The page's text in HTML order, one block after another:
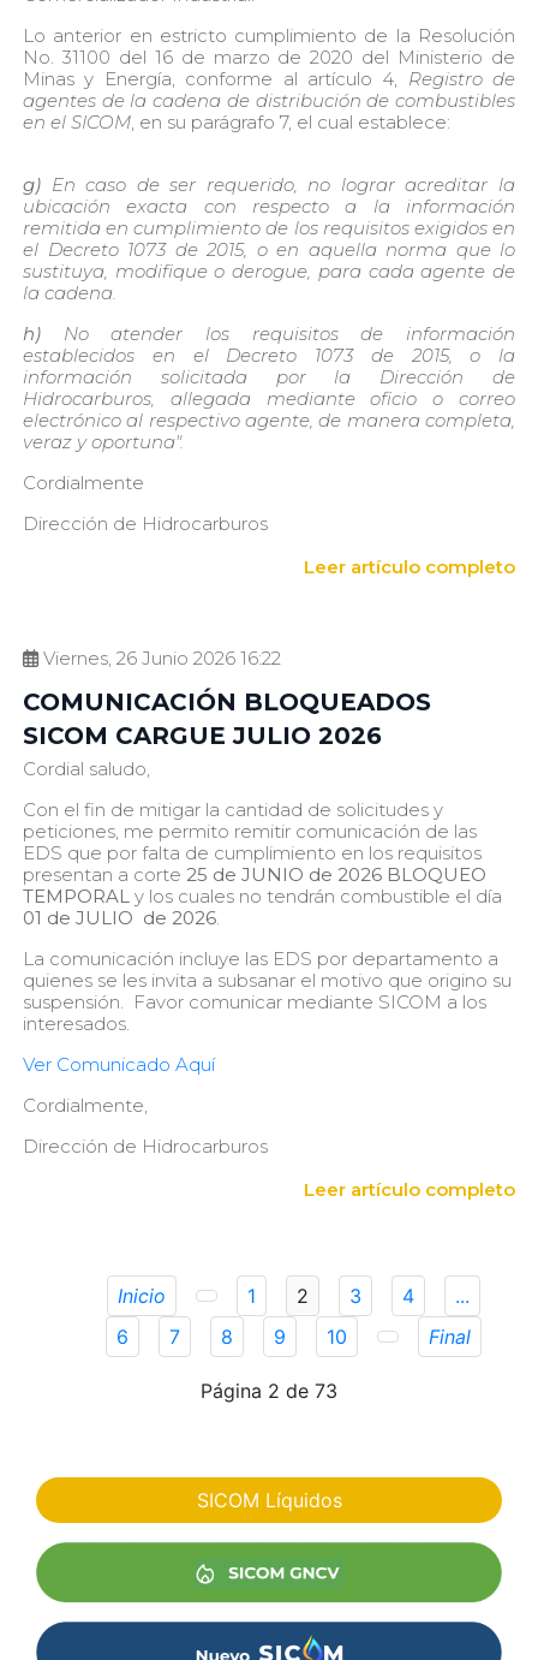
Lo anterior en estricto cumplimiento de la Resolución
No. 31100 del 16 de marzo de 2020 del Ministerio de
Minas y Energía, conforme al artículo 4, Registro de
agentes de la cadena de distribución de combustibles
en el SICOM, en su parágrafo 7, el cual establece:
g) En caso de ser requerido, no lograr acreditar la
ubicación exacta con respecto a la información
remitida en cumplimiento de los requisitos exigidos en
el Decreto 1073 de 2015, o en aquella norma que lo
sustituya, modifique o derogue, para cada agente de
la cadena.
h) No atender los requisitos de información
establecidos en el Decreto 1073 de 2015, o la
información solicitada por la Dirección de
Hidrocarburos, allegada mediante oficio o correo
electrónico al respectivo agente, de manera completa,
veraz y oportuna".
Cordialmente
Dirección de Hidrocarburos
Leer artículo completo
Viernes, 26 Junio 2026 16:22
COMUNICACIÓN BLOQUEADOS
SICOM CARGUE JULIO 2026
Cordial saludo,
Con el fin de mitigar la cantidad de solicitudes y
peticiones, me permito remitir comunicación de las
EDS que por falta de cumplimiento en los requisitos
presentan a corte 25 de JUNIO de 2026 BLOQUEO
TEMPORAL y los cuales no tendrán combustible el día
01 de JULIO de 2026.
La comunicación incluye las EDS por departamento a
quienes se les invita a subsanar el motivo que origino su
suspensión. Favor comunicar mediante SICOM a los
interesados.
Ver Comunicado Aquí
Cordialmente,
Dirección de Hidrocarburos
Leer artículo completo
Inicio 1 2 3 4
...
6
7 8 9 10 Final
Página 2 de 73
SICOM Líquidos